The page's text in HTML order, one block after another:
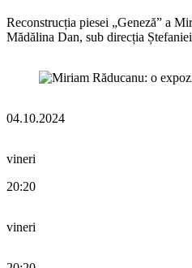
Reconstrucția piesei „Geneză” a
Mădălina Dan, sub direcția
04.10.2024
vineri
20:20
vineri